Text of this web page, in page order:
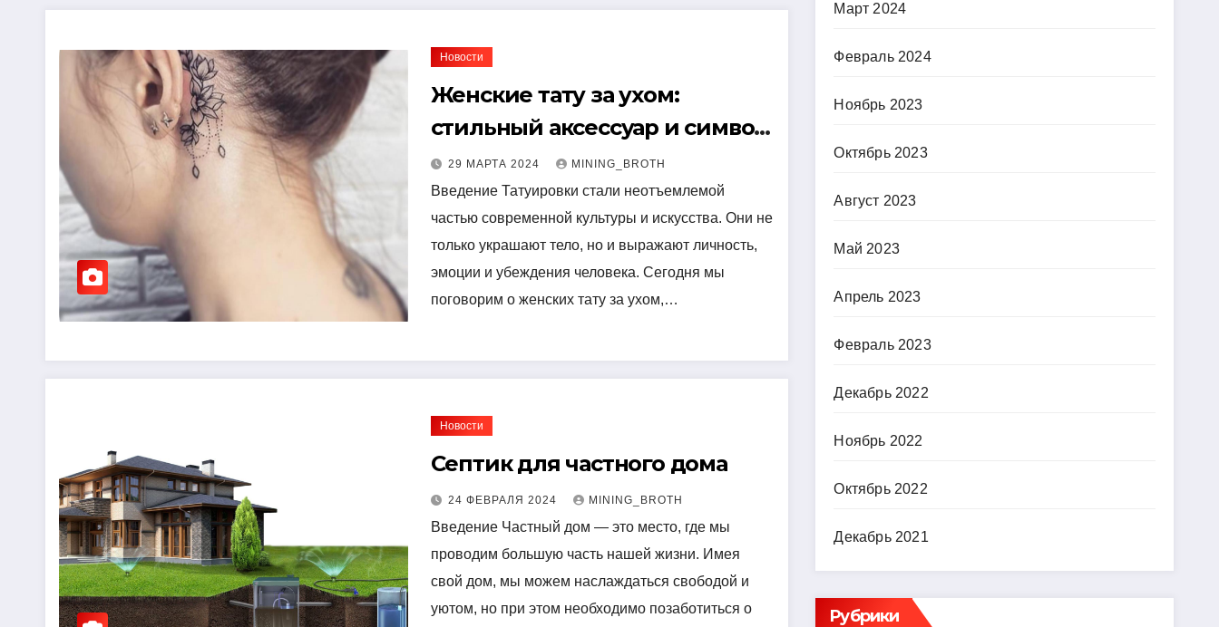
Новости
Женские тату за ухом:
стильный аксессуар и символ
смелости
29 МАРТА 2024 MINING_BROTH
Введение Татуировки стали неотъемлемой
частью современной культуры и искусства. Они не
только украшают тело, но и выражают личность,
эмоции и убеждения человека. Сегодня мы
поговорим о женских тату за ухом,…
Новости
Септик для частного дома
24 ФЕВРАЛЯ 2024 MINING_BROTH
Введение Частный дом — это место, где мы
проводим большую часть нашей жизни. Имея
свой дом, мы можем наслаждаться свободой и
уютом, но при этом необходимо позаботиться о
Март 2024
Февраль 2024
Ноябрь 2023
Октябрь 2023
Август 2023
Май 2023
Апрель 2023
Февраль 2023
Декабрь 2022
Ноябрь 2022
Октябрь 2022
Декабрь 2021
Рубрики